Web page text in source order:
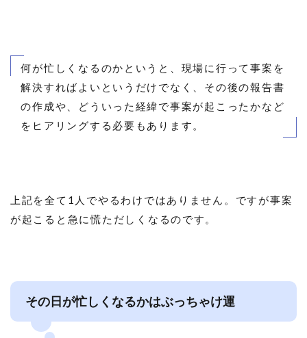
何が忙しくなるのかというと、現場に行って事案を
解決すればよいというだけでなく、その後の報告書
の作成や、どういった経緯で事案が起こったかなど
をヒアリングする必要もあります。
上記を全て1人でやるわけではありません。ですが事案
が起こると急に慌ただしくなるのです。
その日が忙しくなるかはぶっちゃけ運